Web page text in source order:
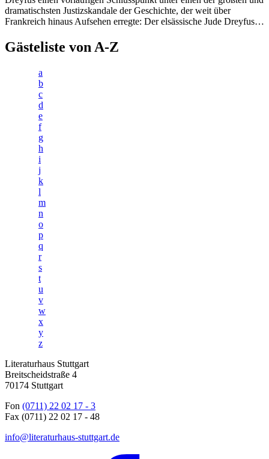
dramatischsten Justizskandale der Geschichte, der weit über
Frankreich hinaus Aufsehen erregte: Der elsässische Jude Dreyfus…
Gästeliste von A-Z
a
b
c
d
e
f
g
h
i
j
k
l
m
n
o
p
q
r
s
t
u
v
w
x
y
z
Literaturhaus Stuttgart
Breitscheidstraße 4
70174 Stuttgart
Fon (0711) 22 02 17 - 3
Fax (0711) 22 02 17 - 48
info@literaturhaus-stuttgart.de